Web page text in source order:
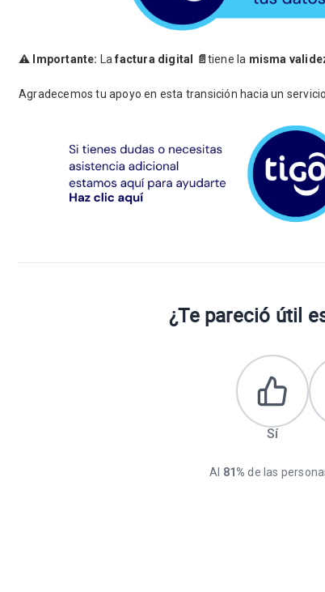
⚠️ Importante: Lafactura digital 📄 tiene la misma
Agradecemos tu apoyo en esta transición hacia un servicio
¿Te pareció útil
Sí
Al 81% de las